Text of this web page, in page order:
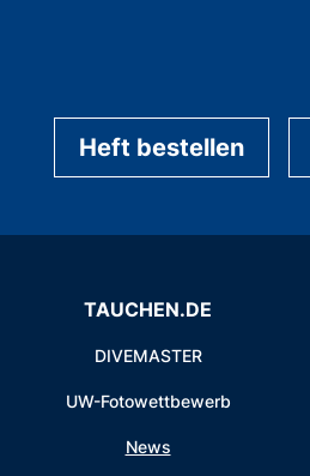
Heft bestellen
TAUCHEN.DE
DIVEMASTER
UW-Fotowettbewerb
News